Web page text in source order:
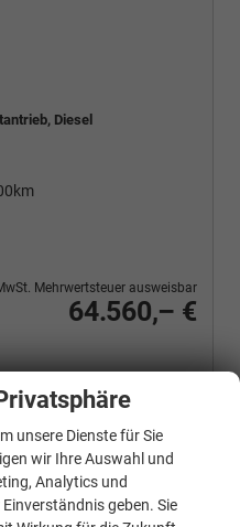
Diesel
64.560,– €
Mehrwertsteuer ausweisbar
unsere Dienste für Sie
wir Ihre Auswahl und
Analytics und
geben. Sie